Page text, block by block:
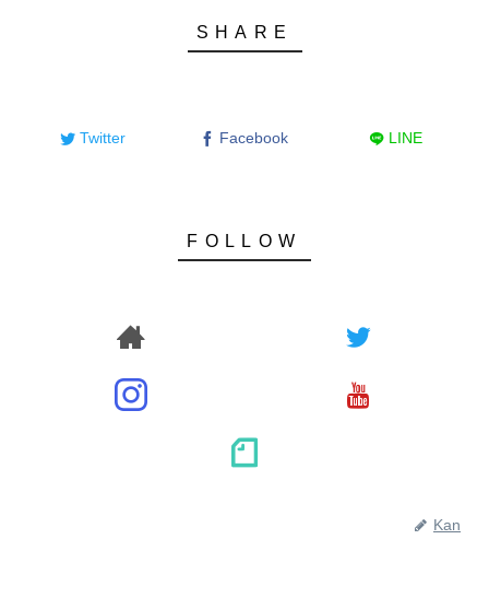
Twitter Facebook LINE
Kan